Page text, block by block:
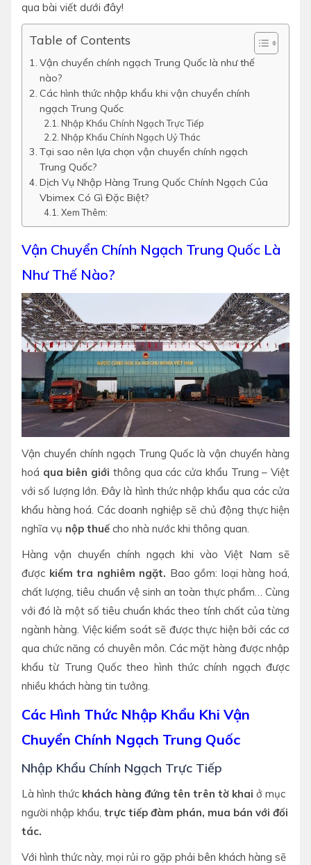
qua bài viết dưới đây!
Table of Contents
Vận chuyển chính ngạch Trung Quốc là như thế
nào?
Các hình thức nhập khẩu khi vận chuyển chính
ngạch Trung Quốc
Nhập Khẩu Chính Ngạch Trực Tiếp
Nhập Khẩu Chính Ngạch Uỷ Thác
Tại sao nên lựa chọn vận chuyển chính ngạch
Trung Quốc?
Dịch Vụ Nhập Hàng Trung Quốc Chính Ngạch Của
Vbimex Có Gì Đặc Biệt?
Xem Thêm:
Vận Chuyển Chính Ngạch Trung Quốc Là
Như Thế Nào?
Vận chuyển chính ngạch Trung Quốc là vận chuyển hàng
hoá qua biên giới thông qua các cửa khẩu Trung – Việt
với số lượng lớn. Đây là hình thức nhập khẩu qua các cửa
khẩu hàng hoá. Các doanh nghiệp sẽ chủ động thực hiện
nghĩa vụ nộp thuế cho nhà nước khi thông quan.
Hàng vận chuyển chính ngạch khi vào Việt Nam sẽ
được kiểm tra nghiêm ngặt. Bao gồm: loại hàng hoá,
chất lượng, tiêu chuẩn vệ sinh an toàn thực phẩm… Cùng
với đó là một số tiêu chuẩn khác theo tính chất của từng
ngành hàng. Việc kiểm soát sẽ được thực hiện bởi các cơ
qua chức năng có chuyên môn. Các mặt hàng được nhập
khẩu từ Trung Quốc theo hình thức chính ngạch được
nhiều khách hàng tin tưởng.
Các Hình Thức Nhập Khẩu Khi Vận
Chuyển Chính Ngạch Trung Quốc
Nhập Khẩu Chính Ngạch Trực Tiếp
Là hình thức khách hàng đứng tên trên tờ khai ở mục
người nhập khẩu, trực tiếp đàm phán, mua bán với đối
tác.
Với hình thức này, mọi rủi ro gặp phải bên khách hàng sẽ